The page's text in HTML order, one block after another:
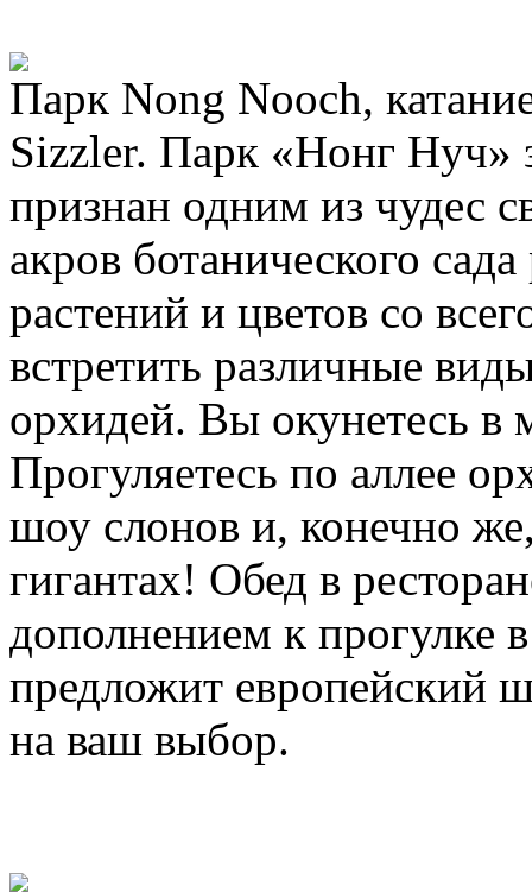
Парк Nong Nooch,
Sizzler. Парк «Нонг Нуч»
признан одним из чудес
акров ботанического
растений и цветов со
встретить различные
орхидей. Вы окунетесь в
Прогуляетесь по аллее
шоу слонов и, конечно
гигантах! Обед в
дополнением к прогулке
предложит европейский
на ваш выбор.